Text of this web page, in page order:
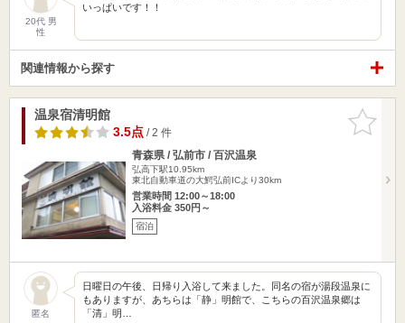
20代 男
性
いっぱいです！！
関連情報から探す
お気に入
りに追加
温泉宿清明館
3.5点/ 2 件
青森県 / 弘前市 / 百沢温泉
弘高下駅10.95km
東北自動車道の大鰐弘前ICより30km
営業時間 12:00～18:00
入浴料金 350円～
宿泊
匿名
日曜日の午後、日帰り入浴して来ました。同名の宿が湯段温泉に
もありますが、あちらは「静」明館で、こちらの百沢温泉郷は
「清」明…